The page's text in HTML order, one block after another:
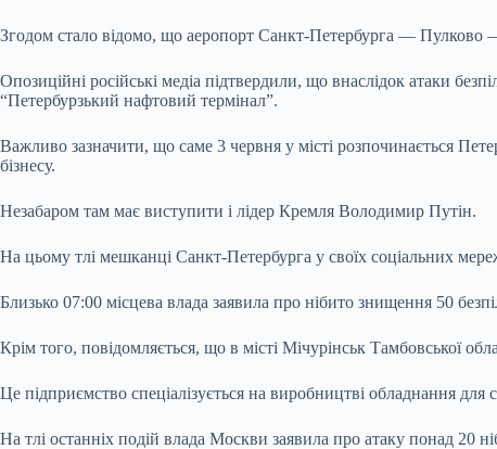
Згодом стало відомо, що аеропорт Санкт-Петербурга — Пулково
Опозиційні російські медіа підтвердили, що внаслідок атаки
“Петербурзький нафтовий термінал”.
Важливо зазначити, що саме 3 червня у місті розпочинається
бізнесу.
Незабаром там має виступити і лідер Кремля Володимир Путін.
На цьому тлі мешканці Санкт-Петербурга у своїх соціальних
Близько 07:00 місцева влада заявила про нібито знищення 50
Крім того, повідомляється, що в місті Мічурінськ Тамбовської
Це підприємство спеціалізується на виробництві обладнання для
На тлі останніх подій влада Москви заявила про атаку понад 20